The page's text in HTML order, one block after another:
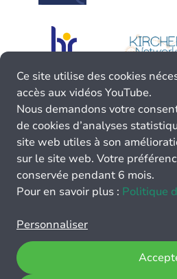
Ce site utilise des cookies
accès aux vidéos YouTube.
Nous demandons votre
de cookies d’analyses
site web utiles à son
sur le site web. Votre
conservée pendant 6 mois.
Pour en savoir plus : Politique
Personnaliser